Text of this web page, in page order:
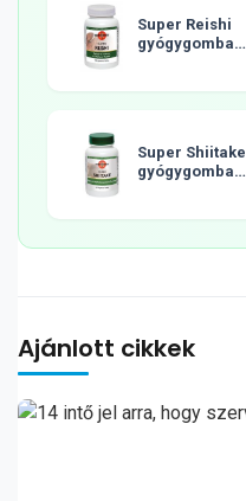
Super Reishi
gyógygomba
Super Shiitake
gyógygomba
Ajánlott cikkek